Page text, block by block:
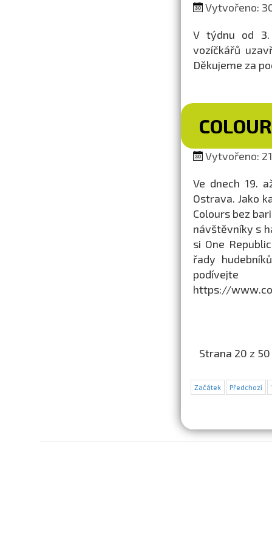
Vytvořeno:
V týdnu od 3.
vozíčkářů
Děkujeme za
Vytvořeno:
Ve dnech 19.
Ostrava. Jako
Colours bez
návštěvníky s
si One
řady
https://
Strana 20 z 50
Začátek Předchozí